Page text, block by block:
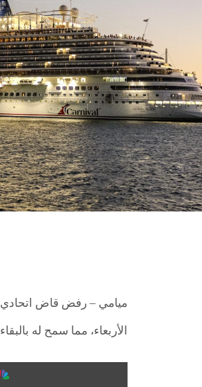
ميامي – رفض قاض
الأربعاء، مما سمح له